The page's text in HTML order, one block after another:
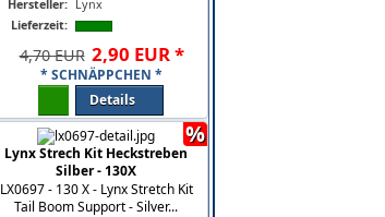
Hersteller: Lynx
Lieferzeit:
4,70 EUR 2,90 EUR*
* SCHNÄPPCHEN *
Details
Lynx Strech Kit Heckstreben
Silber - 130X
LX0697 - 130 X - Lynx Stretch Kit
Tail Boom Support - Silver...
%